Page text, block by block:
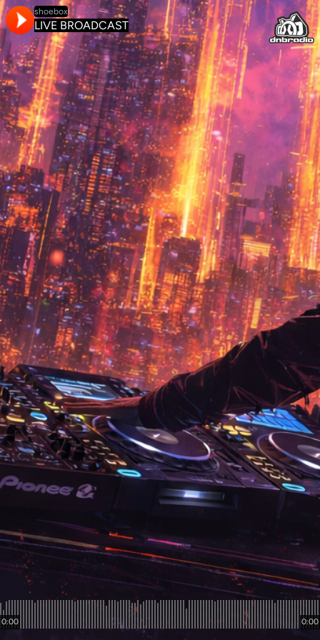
shoebox
LIVE BROADCAST
0:00 0:00